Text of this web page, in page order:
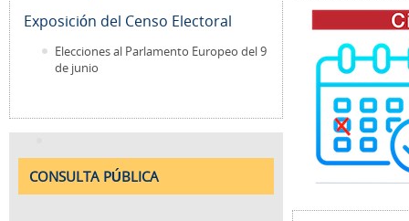
Exposición del Censo Electoral
Elecciones al Parlamento Europeo del 9
de junio
CONSULTA PÚBLICA